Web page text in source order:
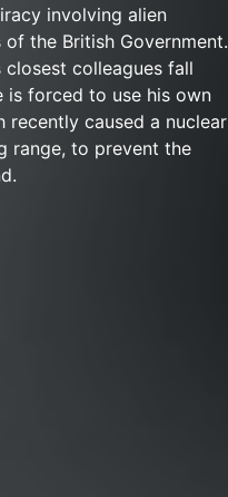
involving alien
the British Government.
closest colleagues fall
is forced to use his own
caused a nuclear
range, to prevent the